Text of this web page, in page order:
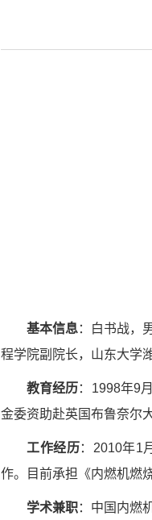
基本信息：白书战，
程学院副院长，山东大学
教育经历： 1998年9
金委资助赴英国布鲁奈尔
工作经历： 2010年1
作。目前承担《内燃机燃
学术兼职：中国内燃